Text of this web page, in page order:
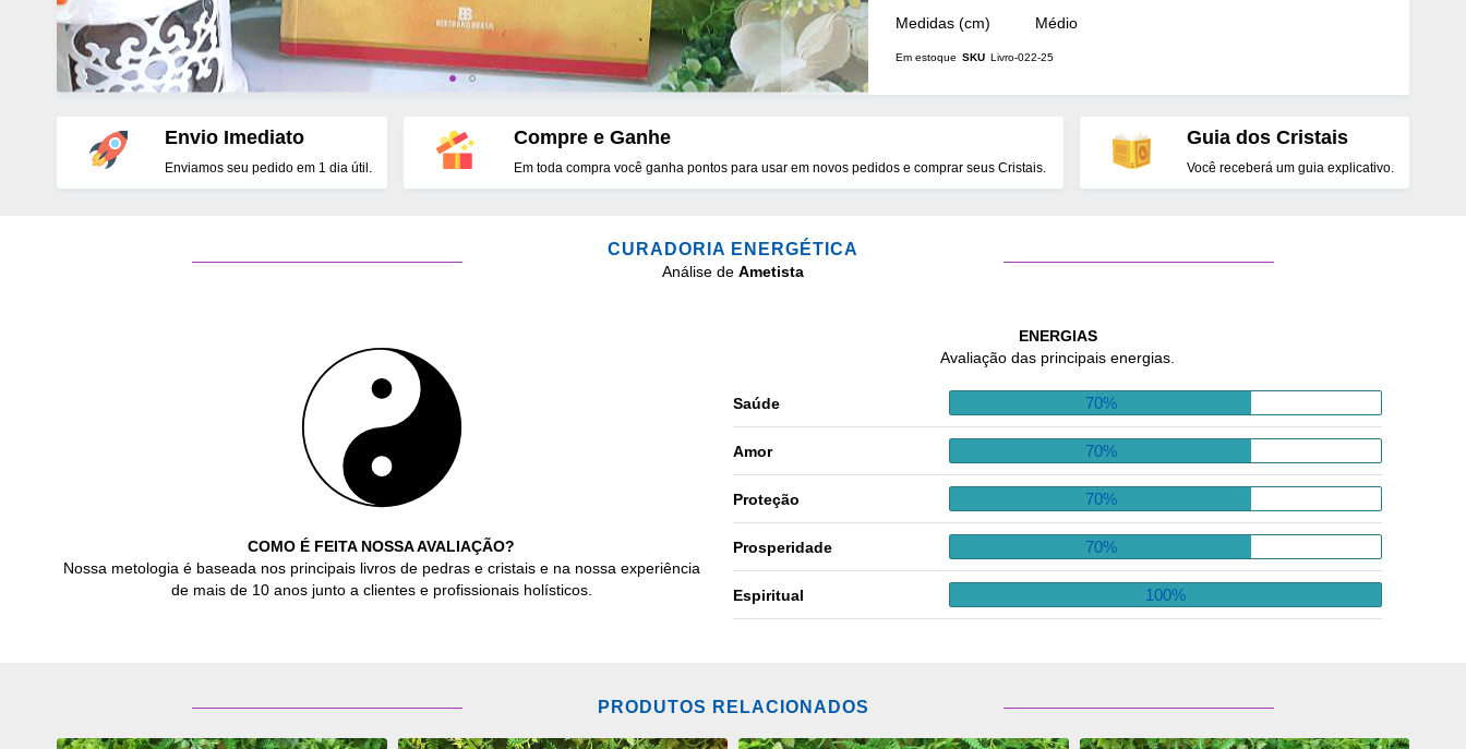
Medidas (cm)
Médio
Em estoque SKU Livro-022-25
Envio Imediato
Enviamos seu pedido em 1 dia útil.
Compre e Ganhe
Em toda compra você ganha pontos para usar em novos pedidos e comprar seus Cristais.
Guia dos Cristais
Você receberá um guia explicativo.
CURADORIA ENERGÉTICA
Análise de Ametista
COMO É FEITA NOSSA AVALIAÇÃO?
Nossa metologia é baseada nos principais livros de pedras e cristais e na nossa experiência
de mais de 10 anos junto a clientes e profissionais holísticos.
ENERGIAS
Avaliação das principais energias.
Saúde 70%
Amor 70%
Proteção 70%
Prosperidade 70%
Espiritual 100%
PRODUTOS RELACIONADOS